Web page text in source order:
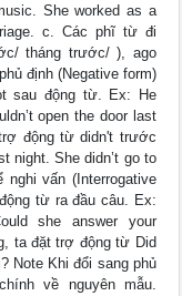
She worked as a
c. Các phĩ từ đi
tháng trước/ ), ago
định (Negative form)
sau động từ. Ex: He
open the door last
động từ didn't trước
night. She didn’t go to
vấn (Interrogative
từ ra đầu câu. Ex:
she answer your
ta đặt trợ động từ Did
Note Khi đổi sang phủ
về nguyên mẫu.